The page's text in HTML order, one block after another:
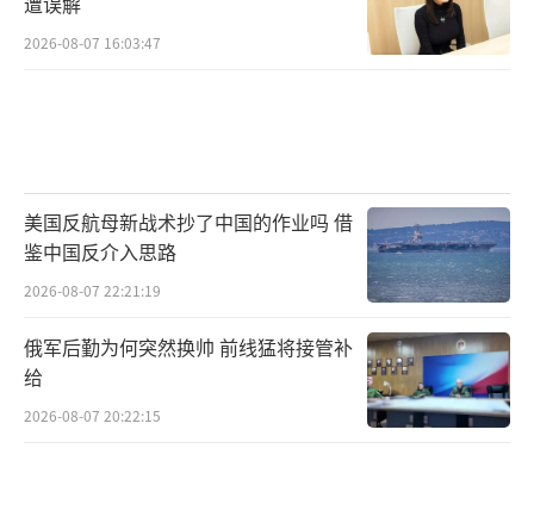
2026-08-07 16:03:47
美国反航母新战术抄了中国的作业吗 借
鉴中国反介入思路
2026-08-07 22:21:19
俄军后勤为何突然换帅 前线猛将接管补
给
2026-08-07 20:22:15